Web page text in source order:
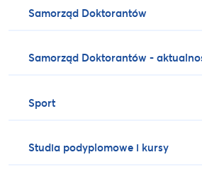
Samorząd Doktorantów
Samorząd Doktorantów -
Sport
Studia podyplomowe i kursy